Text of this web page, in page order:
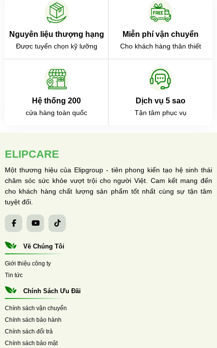
Nguyên liệu thượng hạng
Được tuyển chọn kỹ lưỡng
Miễn phí vận chuyển
Cho khách hàng thân thiết
Hệ thống 200
cửa hàng toàn quốc
Dịch vụ 5 sao
Tận tâm phục vụ
ELIPCARE
Một thương hiệu của Elipgroup - tiên phong kiến tạo hệ sinh thái
chăm sóc sức khỏe vượt trội cho người Việt. Cam kết mang đến
cho khách hàng chất lượng sản phẩm tốt nhất cùng sự tận tâm
tuyệt đối.
Về Chúng Tôi
Giới thiệu công ty
Tin tức
Chính Sách Ưu Đãi
Chính sách vận chuyển
Chính sách bảo hành
Chính sách đổi trả
Chính sách bảo mật